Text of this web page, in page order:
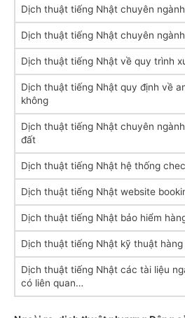
Dịch thuật tiếng Nhật chuyên
Dịch thuật tiếng Nhật chuyên
Dịch thuật tiếng Nhật về quy trình
Dịch thuật tiếng Nhật quy định về
không
Dịch thuật tiếng Nhật chuyên
đất
Dịch thuật tiếng Nhật hệ thống
Dịch thuật tiếng Nhật website
Dịch thuật tiếng Nhật bảo hiểm
Dịch thuật tiếng Nhật kỹ thuật hàng
Dịch thuật tiếng Nhật các tài liệu
có liên quan…